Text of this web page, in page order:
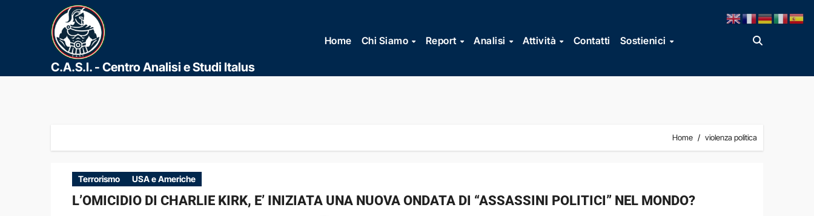
contenuto
C.A.S.I. - Centro Analisi e Studi Italus
Home Chi Siamo Report Analisi Attività Contatti Sostienici
Home violenza politica
Terrorismo USA e Americhe
L’OMICIDIO DI CHARLIE KIRK, E’ INIZIATA UNA NUOVA ONDATA DI “ASSASSINI POLITICI” NEL MONDO?